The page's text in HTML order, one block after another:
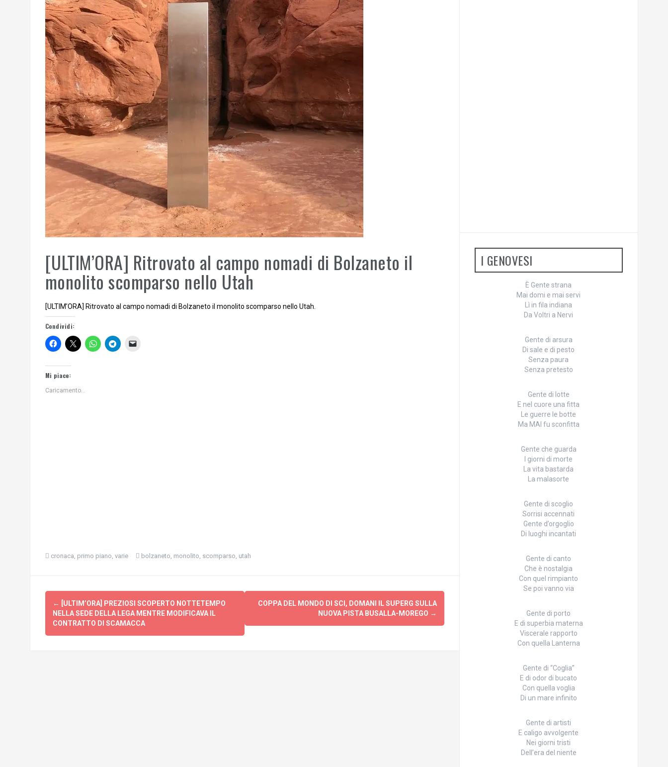
[ULTIM’ORA] Ritrovato al campo nomadi di Bolzaneto il
monolito scomparso nello Utah
[ULTIM’ORA] Ritrovato al campo nomadi di Bolzaneto il monolito scomparso nello Utah.
Condividi:
Mi piace:
Caricamento...
cronaca, primo piano, varie bolzaneto, monolito, scomparso, utah
Navigazione
articolo
←
[ULTIM’ORA] PREZIOSI SCOPERTO NOTTETEMPO
NELLA SEDE DELLA LEGA MENTRE MODIFICAVA IL
CONTRATTO DI SCAMACCA
COPPA DEL MONDO DI SCI, DOMANI IL SUPERG SULLA
NUOVA PISTA BUSALLA-MOREGO →
I GENOVESI
È Gente strana
Mai domi e mai servi
Lì in fila indiana
Da Voltri a Nervi
Gente di arsura
Di sale e di pesto
Senza paura
Senza pretesto
Gente di lotte
E nel cuore una fitta
Le guerre le botte
Ma MAI fu sconfitta
Gente che guarda
I giorni di morte
La vita bastarda
La malasorte
Gente di scoglio
Sorrisi accennati
Gente d’orgoglio
Di luoghi incantati
Gente di canto
Che è nostalgia
Con quel rimpianto
Se poi vanno via
Gente di porto
E di superbia materna
Viscerale rapporto
Con quella Lanterna
Gente di “Coglia”
E di odor di bucato
Con quella voglia
Di un mare infinito
Gente di artisti
E caligo avvolgente
Nei giorni tristi
Dell’era del niente